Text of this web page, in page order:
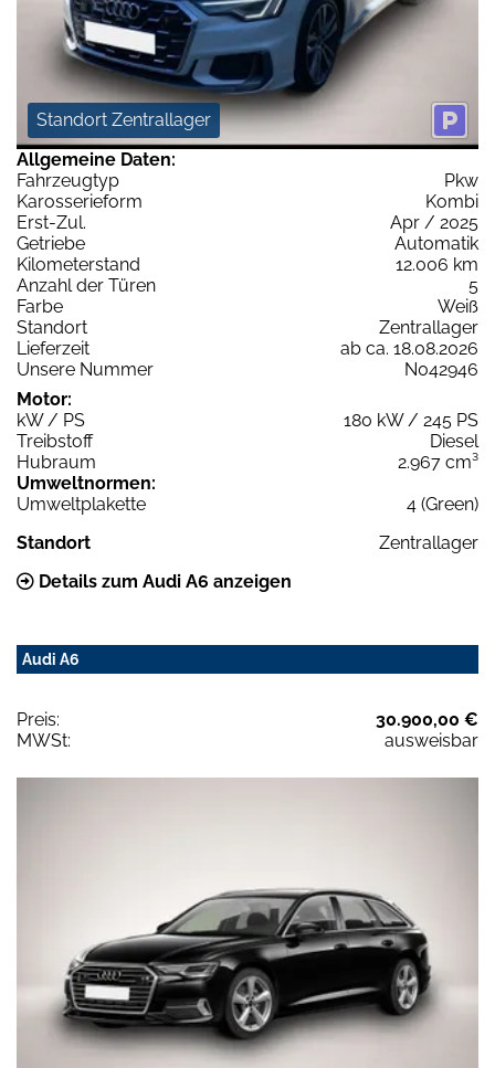
Standort Zentrallager
Allgemeine Daten:
Fahrzeugtyp
Pkw
Karosserieform
Kombi
Erst-Zul.
Apr / 2025
Getriebe
Automatik
Kilometerstand
12.006 km
Anzahl der Türen
5
Farbe
Weiß
Standort
Zentrallager
Lieferzeit
ab ca. 18.08.2026
Unsere Nummer
N042946
Motor:
kW / PS
180 kW / 245 PS
Treibstoff
Diesel
Hubraum
2.967 cm³
Umweltnormen:
Umweltplakette
4 (Green)
Standort
Zentrallager
Details zum Audi A6 anzeigen
Audi A6
Preis:
30.900,00 €
MWSt:
ausweisbar